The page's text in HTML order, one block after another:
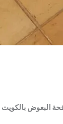
البعوض بالكويت